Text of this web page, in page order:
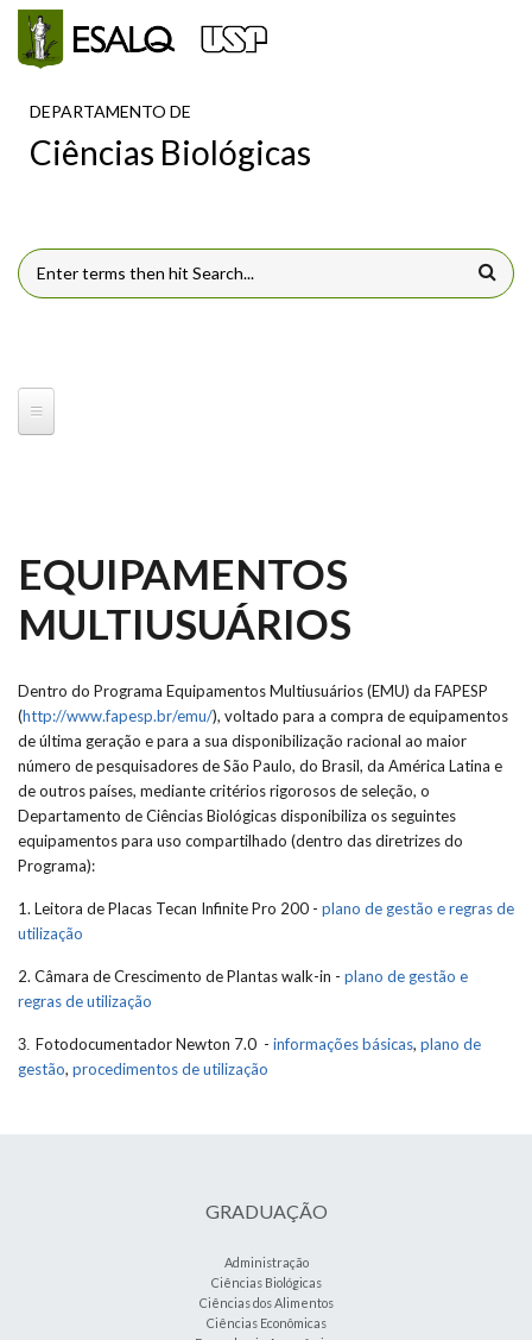
Pular para o conteúdo principal
DEPARTAMENTO DE
Ciências Biológicas
FORMULÁRIO DE BUSCA
EQUIPAMENTOS
MULTIUSUÁRIOS
Dentro do Programa Equipamentos Multiusuários (EMU) da FAPESP
(http://www.fapesp.br/emu/), voltado para a compra de equipamentos
de última geração e para a sua disponibilização racional ao maior
número de pesquisadores de São Paulo, do Brasil, da América Latina e
de outros países, mediante critérios rigorosos de seleção, o
Departamento de Ciências Biológicas disponibiliza os seguintes
equipamentos para uso compartilhado (dentro das diretrizes do
Programa):
1. Leitora de Placas Tecan Infinite Pro 200 - plano de gestão e regras de
utilização
2. Câmara de Crescimento de Plantas walk-in - plano de gestão e
regras de utilização
3. Fotodocumentador Newton 7.0 - informações básicas, plano de
gestão, procedimentos de utilização
GRADUAÇÃO
Administração
Ciências Biológicas
Ciências dos Alimentos
Ciências Econômicas